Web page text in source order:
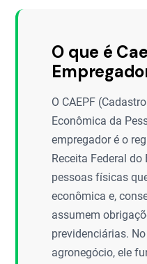
O que é
O CAEPF
Econômica da
empregador é o
Receita Federal
pessoas físicas
econômica e,
assumem
previdenciárias.
agronegócio, ele